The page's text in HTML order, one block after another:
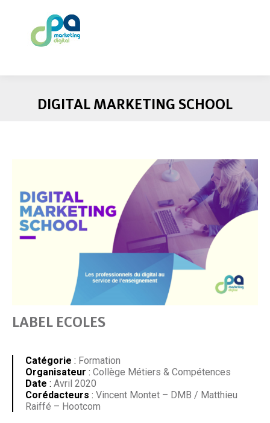
DIGITAL MARKETING SCHOOL
LABEL ECOLES
Catégorie : Formation
Organisateur : Collège Métiers & Compétences
Date : Avril 2020
Corédacteurs : Vincent Montet – DMB / Matthieu
Raiffé – Hootcom